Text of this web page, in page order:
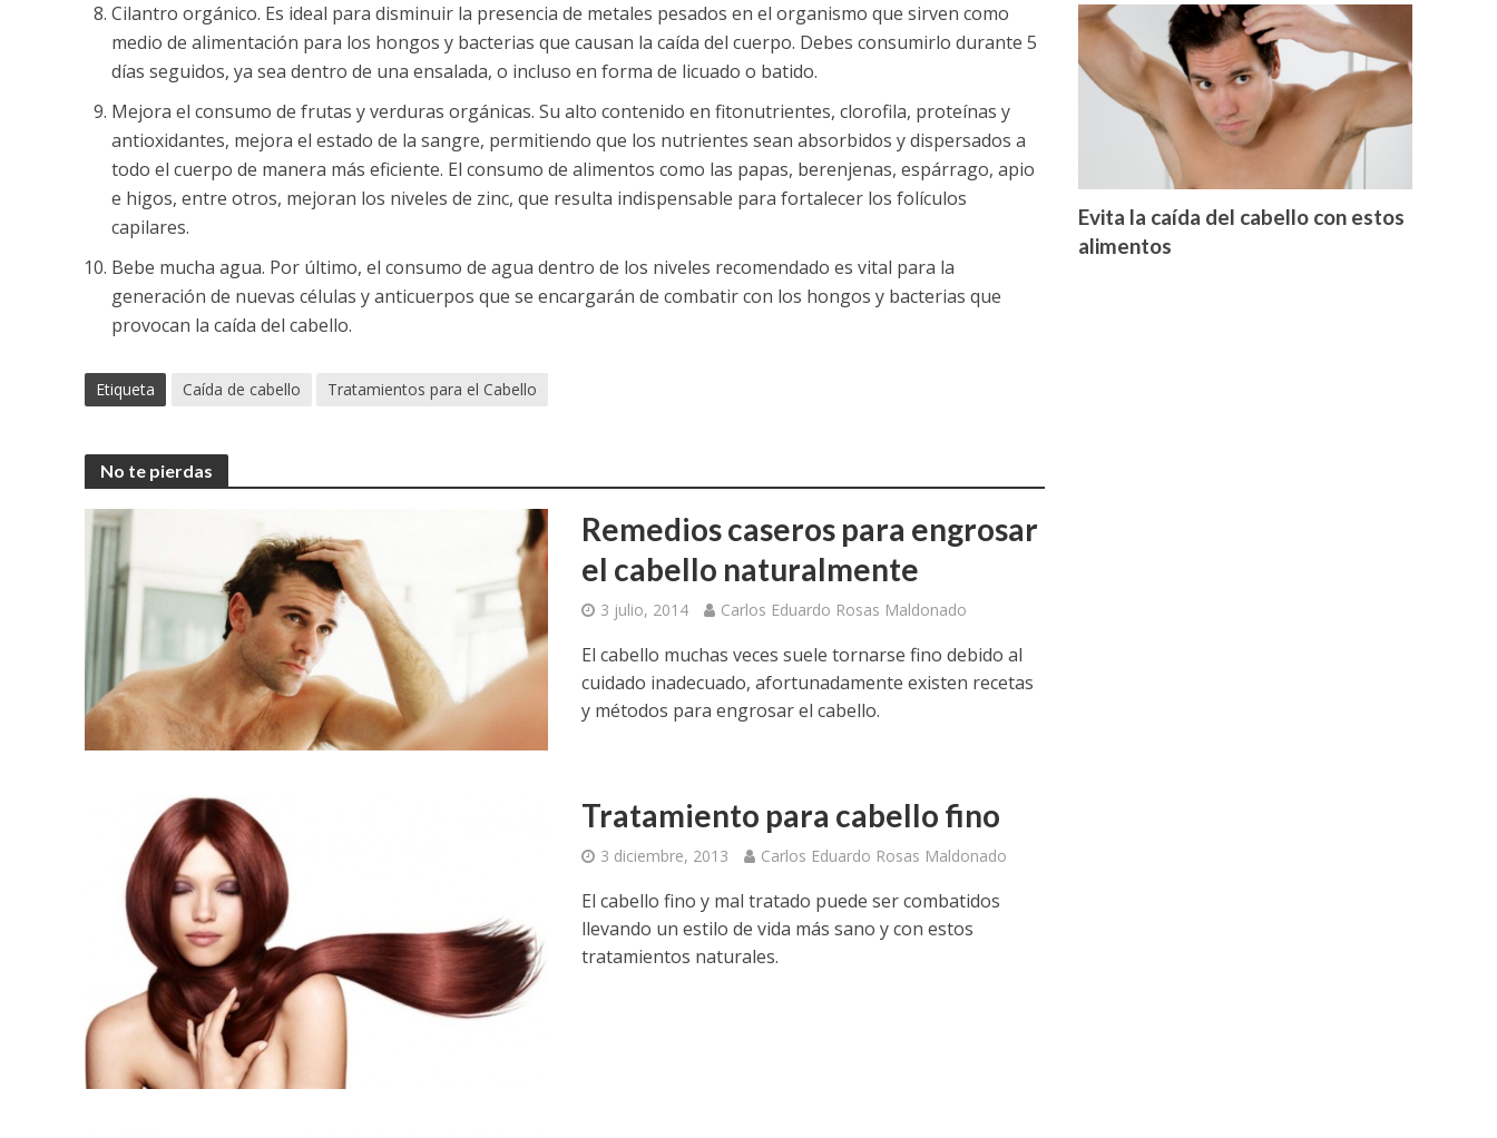
Cilantro orgánico. Es ideal para disminuir la presencia de metales pesados en el organismo que sirven como
medio de alimentación para los hongos y bacterias que causan la caída del cuerpo. Debes consumirlo durante 5
días seguidos, ya sea dentro de una ensalada, o incluso en forma de licuado o batido.
Mejora el consumo de frutas y verduras orgánicas. Su alto contenido en fitonutrientes, clorofila, proteínas y
antioxidantes, mejora el estado de la sangre, permitiendo que los nutrientes sean absorbidos y dispersados a
todo el cuerpo de manera más eficiente. El consumo de alimentos como las papas, berenjenas, espárrago, apio
e higos, entre otros, mejoran los niveles de zinc, que resulta indispensable para fortalecer los folículos
capilares.
Bebe mucha agua. Por último, el consumo de agua dentro de los niveles recomendado es vital para la
generación de nuevas células y anticuerpos que se encargarán de combatir con los hongos y bacterias que
provocan la caída del cabello.
Etiqueta Caída de cabello Tratamientos para el Cabello
No te pierdas
Remedios caseros para engrosar
el cabello naturalmente
3 julio, 2014 Carlos Eduardo Rosas Maldonado
El cabello muchas veces suele tornarse fino debido al
cuidado inadecuado, afortunadamente existen recetas
y métodos para engrosar el cabello.
Tratamiento para cabello fino
3 diciembre, 2013 Carlos Eduardo Rosas Maldonado
El cabello fino y mal tratado puede ser combatidos
llevando un estilo de vida más sano y con estos
tratamientos naturales.
Evita la caída del cabello con estos
alimentos